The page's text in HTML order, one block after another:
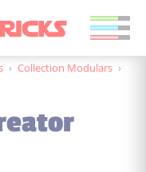
› Collection Modulars ›